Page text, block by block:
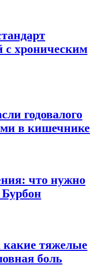
с хроническим
годовалого
в кишечнике
что нужно
Бурбон
какие тяжелые
боль